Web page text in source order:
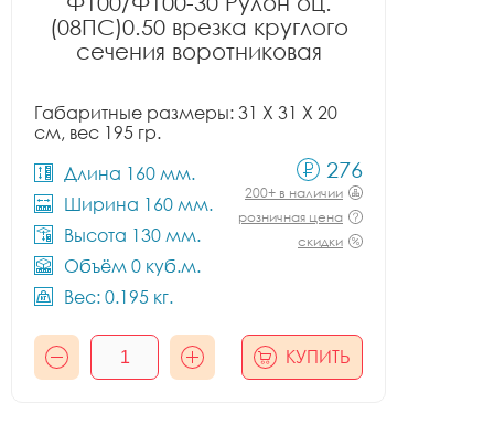
(08ПС)0.50 врезка круглого
сечения воротниковая
Габаритные размеры: 31 X 31 X 20
см, вес 195 гр.
Длина 160 мм.
Ширина 160 мм.
Высота 130 мм.
Объём 0 куб.м.
Вес: 0.195 кг.
276
200+ в наличии
розничная цена
скидки
КУПИТЬ